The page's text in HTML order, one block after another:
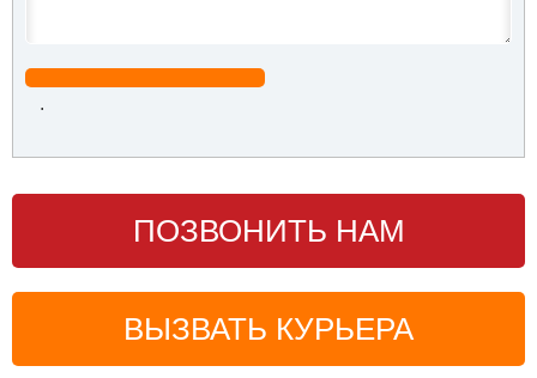
.
ПОЗВОНИТЬ НАМ
ВЫЗВАТЬ КУРЬЕРА